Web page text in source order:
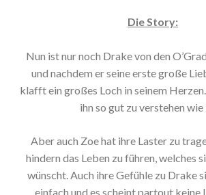
Die Story:
Nun ist nur noch Drake von den
und nachdem er seine erste große
klafft ein großes Loch in seinem
ihn so gut zu verstehen wie
Aber auch Zoe hat ihre Laster zu
hindern das Leben zu führen, welches
wünscht. Auch ihre Gefühle zu Drake
einfach und es scheint partout keine